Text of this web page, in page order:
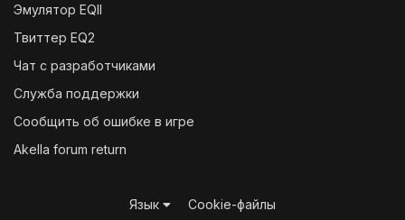
Эмулятор EQII
Твиттер EQ2
Чат с разработчиками
Служба поддержки
Сообщить об ошибке в игре
Akella forum return
Язык Cookie-файлы